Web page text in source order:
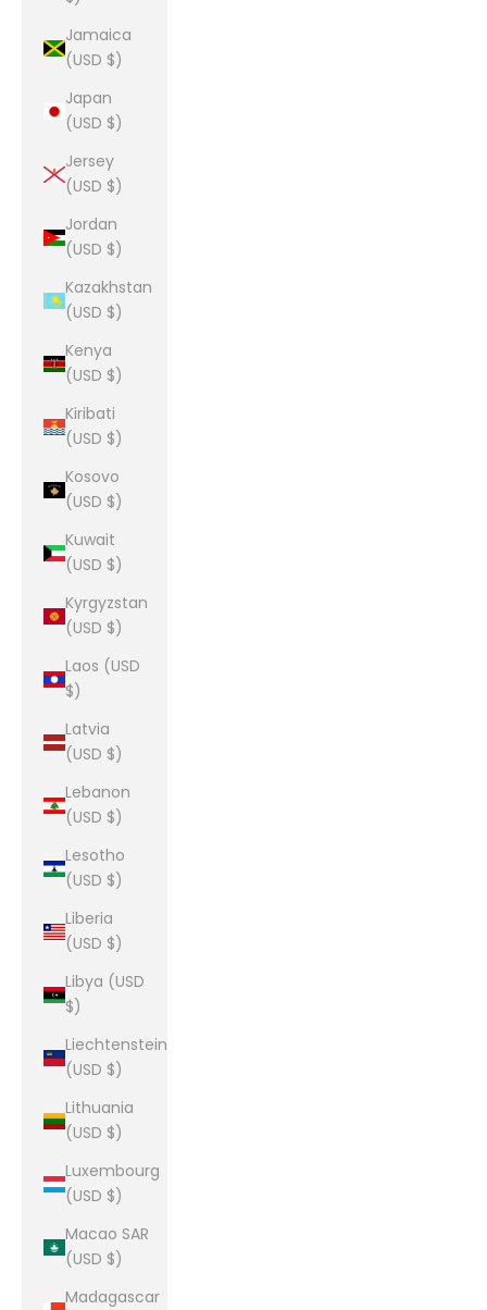
Jamaica
(USD $)
Japan
(USD $)
Jersey
(USD $)
Jordan
(USD $)
Kazakhstan
(USD $)
Kenya
(USD $)
Kiribati
(USD $)
Kosovo
(USD $)
Kuwait
(USD $)
Kyrgyzstan
(USD $)
Laos (USD
$)
Latvia
(USD $)
Lebanon
(USD $)
Lesotho
(USD $)
Liberia
(USD $)
Libya (USD
$)
Liechtenstein
(USD $)
Lithuania
(USD $)
Luxembourg
(USD $)
Macao SAR
(USD $)
Madagascar